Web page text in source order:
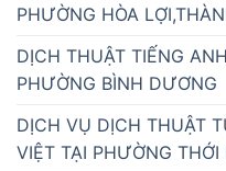
PHƯỜNG HÒA
DỊCH THUẬT TIẾNG
PHƯỜNG BÌNH DƯƠNG
DỊCH VỤ DỊCH THUẬT
VIỆT TẠI PHƯỜNG THỚI